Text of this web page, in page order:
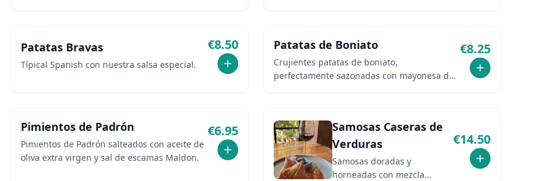
Patatas Bravas
Típical Spanish con nuestra salsa especial.
€8.50 Patatas de Boniato
Crujientes patatas de boniato,
perfectamente sazonadas con mayonesa de
€8.25
Pimientos de Padrón
Pimientos de Padrón salteados con aceite de
oliva extra virgen y sal de escamas Maldon.
€6.95
Samosas Caseras de
Verduras
Samosas doradas y
horneadas con mezcla
€14.50